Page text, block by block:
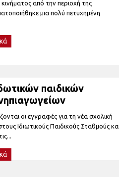
από την περιοχή της
μια πολύ πετυχημένη
παιδικών
οι εγγραφές για τη νέα σχολική
Ιδιωτικούς Παιδικούς Σταθμούς